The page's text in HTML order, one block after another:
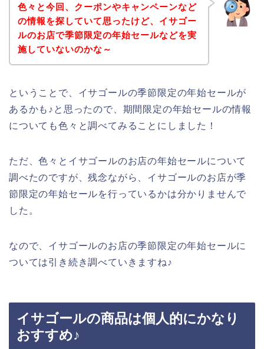
色々と今回、クーポンやキャンペーンなど
の情報を探していて思ったけど、イサゴー
ルのお店で季節限定の年始セールなどを実
施していないのかな～
ということで、イサゴールの季節限定の年始セールが
あるかも♪と思ったので、期間限定の年始セールの情報
についても色々と調べてみることにしました！
ただ、色々とイサゴールのお店の年始セールについて
調べたのですが、残念ながら、イサゴールのお店が季
節限定の年始セールを行っているかは分かりませんで
した。
なので、イサゴールのお店の季節限定の年始セールに
ついては引き続き調べていきますね♪
イサゴールの商品は個人的にかなり
おすすめ♪